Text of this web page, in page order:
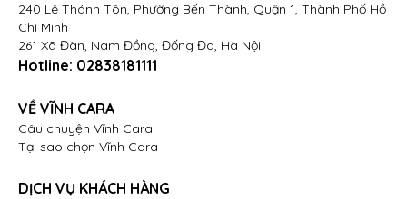
240 Lê Thánh Tôn, Phường Bến Thành, Quận 1, Thành Phố Hồ
Chí Minh
261 Xã Đàn, Nam Đồng, Đống Đa, Hà Nội
Hotline: 02838181111
VỀ VĨNH CARA
Câu chuyện Vĩnh Cara
Tại sao chọn Vĩnh Cara
DỊCH VỤ KHÁCH HÀNG